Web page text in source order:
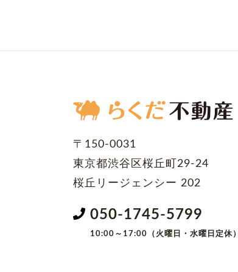
〒150-0031
東京都渋谷区桜丘町29-24
桜丘リージェンシー 202
050-1745-5799
10:00～17:00（火曜日・水曜日定休）